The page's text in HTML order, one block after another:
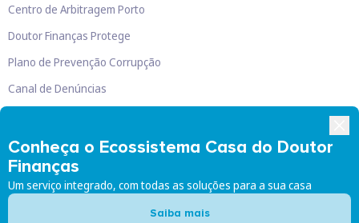
Conheça o Ecossistema Casa do Doutor
Finanças
Um serviço integrado, com todas as soluções para a sua casa
Saiba mais
Centro de Arbitragem Porto
Doutor Finanças Protege
Plano de Prevenção Corrupção
Canal de Denúncias
Doutor Finanças, Lda